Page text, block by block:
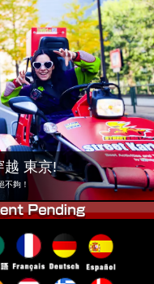
常見問題
預訂
東京 秋葉原 #1
東京 澀谷
東京灣
大阪
越 東京!
不夠！